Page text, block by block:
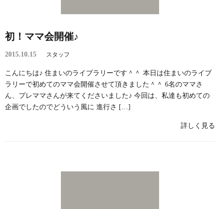
初！ママ会開催♪
2015.10.15 スタッフ
こんにちは♪ 住まいのライブラリーです＾＾ 本日は住まいのライブ
ラリーで初めてのママ会開催させて頂きました＾＾ 6名のママさ
ん、プレママさんが来てくださいました♪ 今回は、私達も初めての
企画でしたのでどういう風に 進行さ […]
詳しく見る